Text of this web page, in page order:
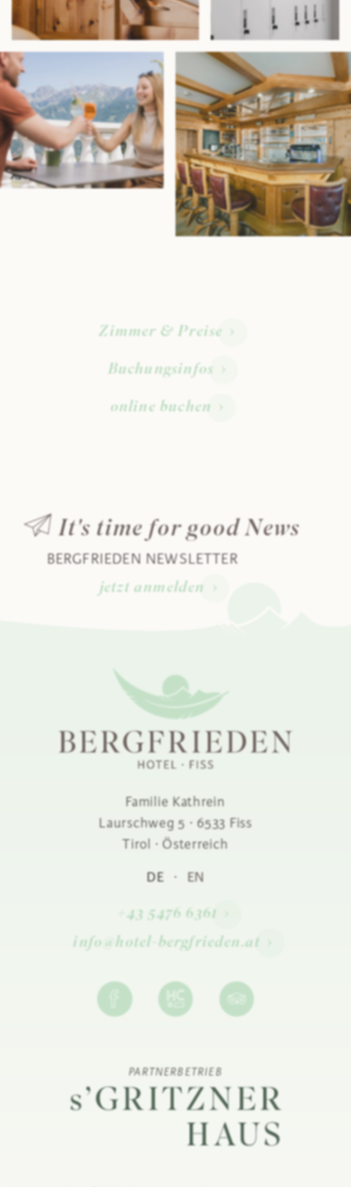
Zimmer & Preise
Buchungsinfos
online buchen
It's time for good News
BERGFRIEDEN NEWSLETTER
jetzt anmelden
Familie Kathrein
Laurschweg 5 ·6533 Fiss
Tirol ·Österreich
DE
· EN
+43 5476 6361
info@hotel-bergfrieden.at
PARTNERBETRIEB